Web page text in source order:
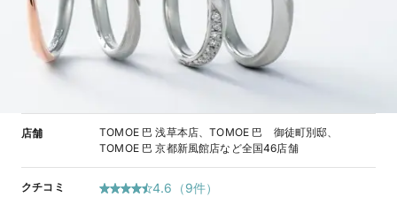
店舗
TOMOE 巴 浅草本店、TOMOE 巴 御徒町別邸、
TOMOE 巴 京都新風館店など全国46店舗
クチコミ 4.6 （9件）